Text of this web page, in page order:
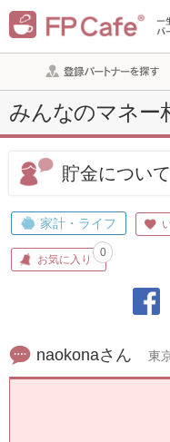
みんなのマネー
貯金について
家計・ライフ
お気に入り
0
naokonaさん 東